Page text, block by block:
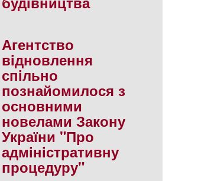
Агентство
вiдновлення
спiльно
познайомилося з
основними
новелами Закону
України "Про
адмiнiстративну
процедуру"